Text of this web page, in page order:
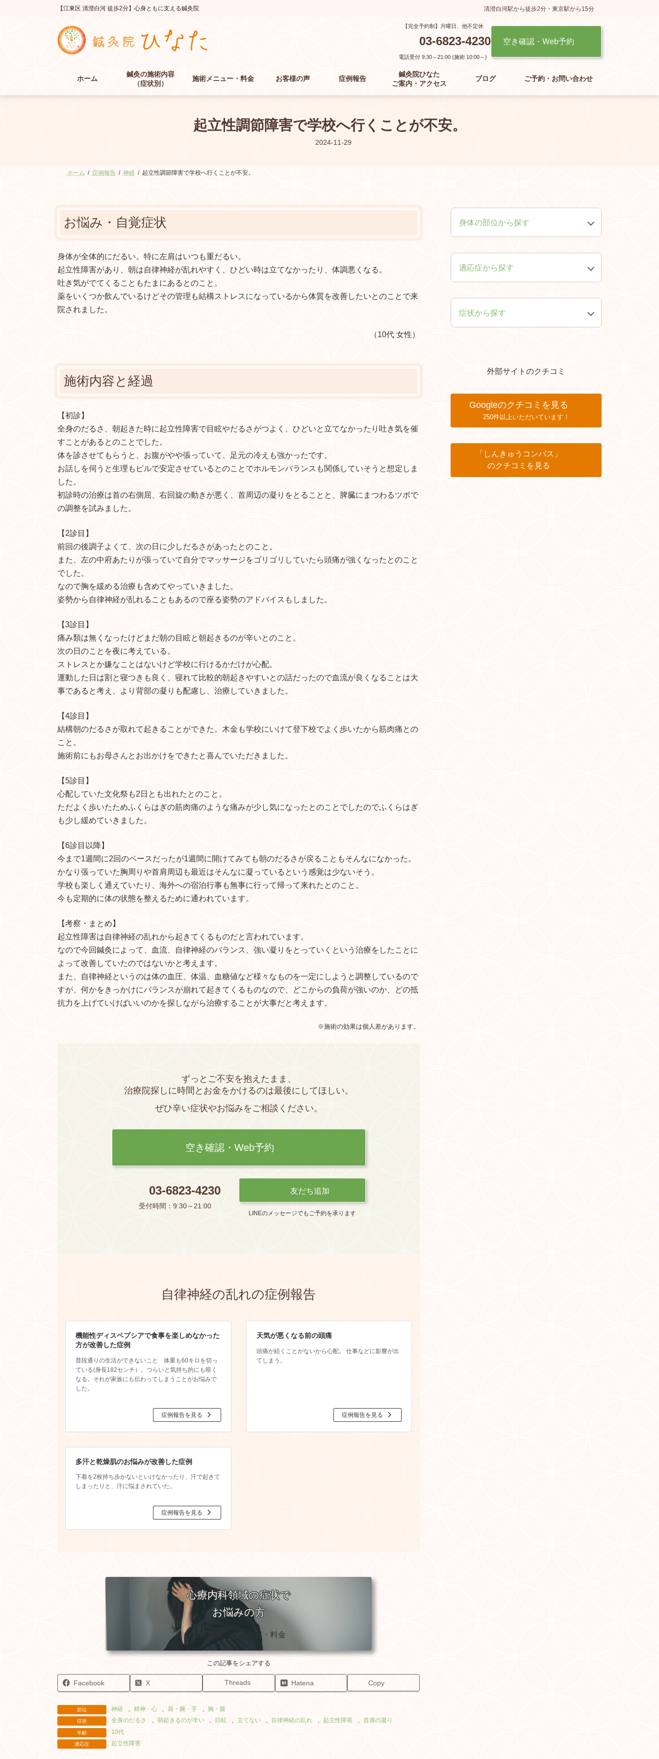
プ
動
【江東区 清澄白河 徒歩2分】心身ともに支える鍼灸院 清澄白河駅から徒歩2分・東京駅から15分
【完全予約制】月曜日、他不定休
03-6823-4230
電話受付 9:30～21:00 (施術 10:00～)
空き確認・Web予約
ホーム
鍼灸の施術内容
（症状別）
施術メニュー・料金 お客様の声 症例報告
鍼灸院ひなた
ご案内・アクセス
ブログ ご予約・お問い合わせ
起立性調節障害で学校へ行くことが不安。
2024-11-29
ホーム 症例報告 神経 起立性調節障害で学校へ行くことが不安。
お悩み・自覚症状
身体が全体的にだるい。特に左肩はいつも重だるい。
起立性障害があり、朝は自律神経が乱れやすく、ひどい時は立てなかったり、体調悪くなる。
吐き気がでてくることもたまにあるとのこと。
薬をいくつか飲んでいるけどその管理も結構ストレスになっているから体質を改善したいとのことで来
院されました。
（10代 女性）
施術内容と経過
【初診】
全身のだるさ、朝起きた時に起立性障害で目眩やだるさがつよく、ひどいと立てなかったり吐き気を催
すことがあるとのことでした。
体を診させてもらうと、お腹がやや張っていて、足元の冷えも強かったです。
お話しを伺うと生理もピルで安定させているとのことでホルモンバランスも関係していそうと想定しま
した。
初診時の治療は首の右側屈、右回旋の動きが悪く、首周辺の凝りをとることと、脾臓にまつわるツボで
の調整を試みました。
【2診目】
前回の後調子よくて、次の日に少しだるさがあったとのこと。
また、左の中府あたりが張っていて自分でマッサージをゴリゴリしていたら頭痛が強くなったとのこと
でした。
なので胸を緩める治療も含めてやっていきました。
姿勢から自律神経が乱れることもあるので座る姿勢のアドバイスもしました。
【3診目】
痛み類は無くなったけどまだ朝の目眩と朝起きるのが辛いとのこと。
次の日のことを夜に考えている。
ストレスとか嫌なことはないけど学校に行けるかだけが心配。
運動した日は割と寝つきも良く、寝れて比較的朝起きやすいとの話だったので血流が良くなることは大
事であると考え、より背部の凝りも配慮し、治療していきました。
【4診目】
結構朝のだるさが取れて起きることができた。木金も学校にいけて登下校でよく歩いたから筋肉痛との
こと。
施術前にもお母さんとお出かけをできたと喜んでいただきました。
【5診目】
心配していた文化祭も2日とも出れたとのこと。
ただよく歩いたためふくらはぎの筋肉痛のような痛みが少し気になったとのことでしたのでふくらはぎ
も少し緩めていきました。
【6診目以降】
今まで1週間に2回のペースだったが1週間に開けてみても朝のだるさが戻ることもそんなになかった。
かなり張っていた胸周りや首肩周辺も最近はそんなに凝っているという感覚は少ないそう。
学校も楽しく通えていたり、海外への宿泊行事も無事に行って帰って来れたとのこと。
今も定期的に体の状態を整えるために通われています。
【考察・まとめ】
起立性障害は自律神経の乱れから起きてくるものだと言われています。
なので今回鍼灸によって、血流、自律神経のバランス、強い凝りをとっていくという治療をしたことに
よって改善していたのではないかと考えます。
また、自律神経というのは体の血圧、体温、血糖値など様々なものを一定にしようと調整しているので
すが、何かをきっかけにバランスが崩れて起きてくるものなので、どこからの負荷が強いのか、どの抵
抗力を上げていけばいいのかを探しながら治療することが大事だと考えます。
※施術の効果は個人差があります。
ずっとご不安を抱えたまま、
治療院探しに時間とお金をかけるのは最後にしてほしい。
ぜひ辛い症状やお悩みをご相談ください。
空き確認・Web予約
03-6823-4230
受付時間：9:30～21:00
友だち追加
LINEのメッセージでもご予約を承ります
自律神経の乱れの症例報告
機能性ディスペプシアで食事を楽しめなかった
方が改善した症例
症例報告を見る
普段通りの生活ができないこと 体重も60キロを切っ
ている(身長182センチ）。つらいと気持ち的にも暗く
なる。それが家族にも伝わってしまうことがお悩みで
した。
天気が悪くなる前の頭痛
症例報告を見る
頭痛が続くことがないから心配。 仕事などに影響が出
てしまう。
多汗と乾燥肌のお悩みが改善した症例
症例報告を見る
下着を2枚持ち歩かないといけなかったり、汗で起きて
しまったりと、汗に悩まされていた。
心療内科領域の症状で
お悩みの方
症例報告・施術内容・料金
Facebook X Threads Hatena Copy
部位 神経 、 精神・心 、 肩・腕・手 、 胸・腹
症状 全身のだるさ 、 朝起きるのが辛い 、 目眩 、 立てない 、 自律神経の乱れ 、 起立性障害 、 首肩の凝り
年齢 10代
適応症 起立性障害
身体の部位から探す
肩・腕・手
適応症から探す
症状から探す
外部サイトのクチコミ
Googleのクチコミを見る
250件以上いただいています！
「しんきゅうコンパス」
のクチコミを見る